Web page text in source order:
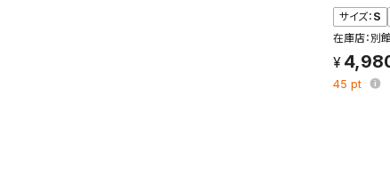
サイズ： S
在庫店：別
45 pt